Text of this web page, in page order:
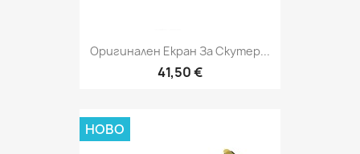
Оригинален Екран За Скутер...
41,50 €
НОВО